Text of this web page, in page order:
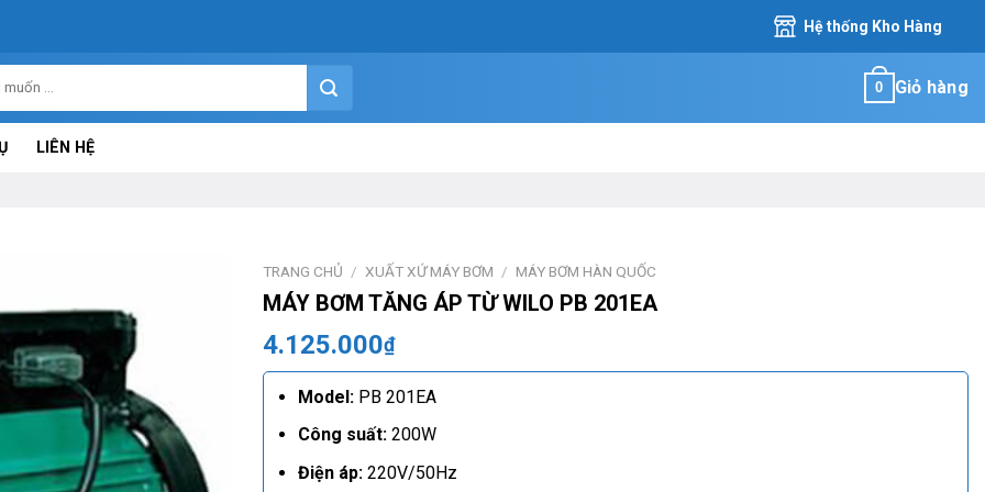
Hệ thống Kho Hàng
Giỏ hàng
0
LIÊN HỆ
TRANG CHỦ / XUẤT XỨ MÁY BƠM / MÁY BƠM HÀN QUỐC
MÁY BƠM TĂNG ÁP TỪ WILO PB 201EA
4.125.000₫
Model:PB 201EA
Công suất:200W
Điện áp:220V/50Hz